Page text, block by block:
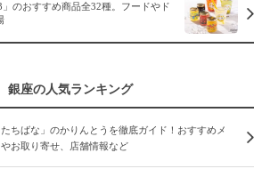
」のおすすめ商品全32種。フードやド
銀座の人気ランキング
ちばな」のかりんとうを徹底ガイド！おすすめメ
お取り寄せ、店舗情報など